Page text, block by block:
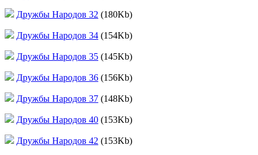
Дружбы Народов 32 (180Kb)
Дружбы Народов 34 (154Kb)
Дружбы Народов 35 (145Kb)
Дружбы Народов 36 (156Kb)
Дружбы Народов 37 (148Kb)
Дружбы Народов 40 (153Kb)
Дружбы Народов 42 (153Kb)